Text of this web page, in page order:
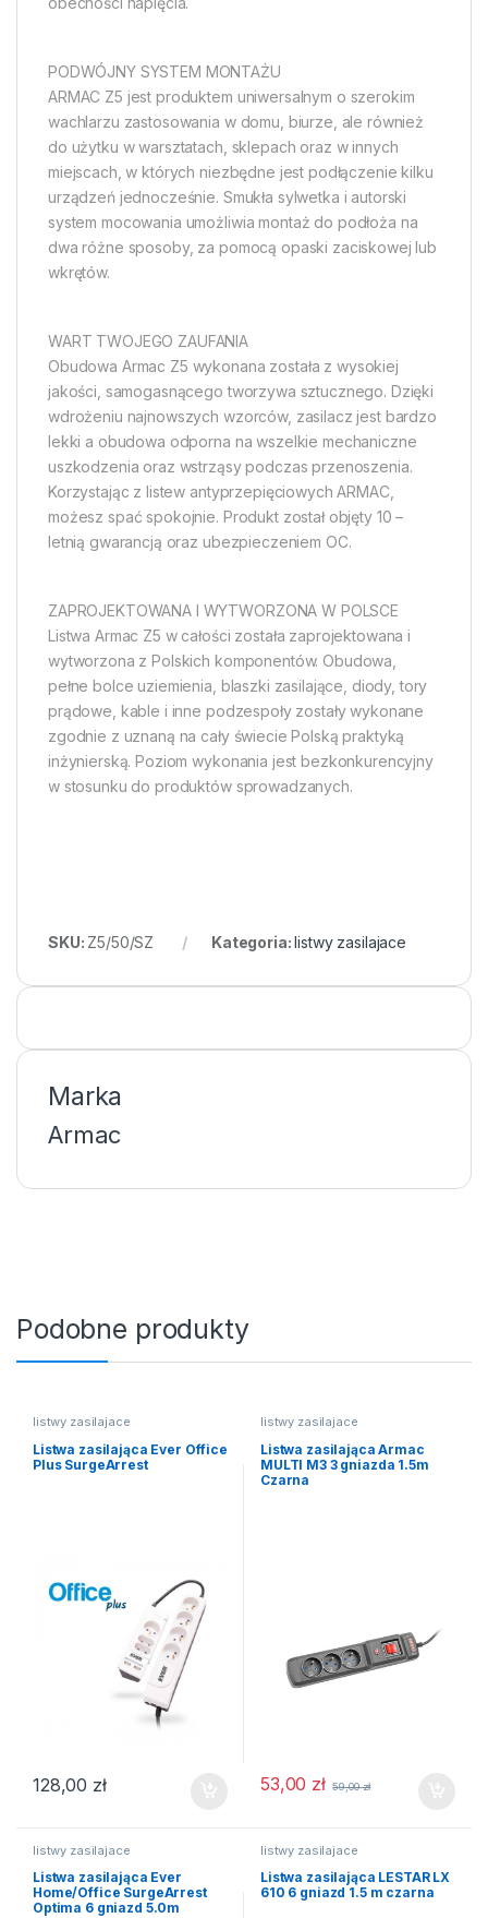
PODWÓJNY SYSTEM MONTAŻU
ARMAC Z5 jest produktem uniwersalnym o szerokim
wachlarzu zastosowania w domu, biurze, ale również
do użytku w warsztatach, sklepach oraz w innych
miejscach, w których niezbędne jest podłączenie kilku
urządzeń jednocześnie. Smukła sylwetka i autorski
system mocowania umożliwia montaż do podłoża na
dwa różne sposoby, za pomocą opaski zaciskowej lub
wkrętów.
WART TWOJEGO ZAUFANIA
Obudowa Armac Z5 wykonana została z wysokiej
jakości, samogasnącego tworzywa sztucznego. Dzięki
wdrożeniu najnowszych wzorców, zasilacz jest bardzo
lekki a obudowa odporna na wszelkie mechaniczne
uszkodzenia oraz wstrząsy podczas przenoszenia.
Korzystając z listew antyprzepięciowych ARMAC,
możesz spać spokojnie. Produkt został objęty 10 –
letnią gwarancją oraz ubezpieczeniem OC.
ZAPROJEKTOWANA I WYTWORZONA W POLSCE
Listwa Armac Z5 w całości została zaprojektowana i
wytworzona z Polskich komponentów. Obudowa,
pełne bolce uziemienia, blaszki zasilające, diody, tory
prądowe, kable i inne podzespoły zostały wykonane
zgodnie z uznaną na cały świecie Polską praktyką
inżynierską. Poziom wykonania jest bezkonkurencyjny
w stosunku do produktów sprowadzanych.
SKU: Z5/50/SZ Kategoria:listwy zasilajace
Marka
Armac
Podobne produkty
listwy zasilajace
Listwa zasilająca Ever Office
Plus SurgeArrest
128,00 zł
listwy zasilajace
Listwa zasilająca Armac
MULTI M3 3 gniazda 1.5m
Czarna
53,00 zł 59,00zł
listwy zasilajace
Listwa zasilająca Ever
Home/Office SurgeArrest
Optima 6 gniazd 5.0m
listwy zasilajace
Listwa zasilająca LESTAR LX
610 6 gniazd 1.5 m czarna